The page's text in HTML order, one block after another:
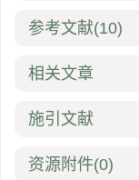
参考文献(10)
相关文章
施引文献
资源附件(0)